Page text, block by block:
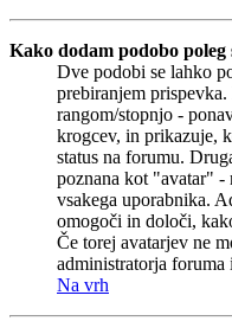
Kako dodam podobo poleg
Dve podobi se lahko
prebiranjem
rangom/stopnjo -
krogcev, in prikazuje,
status na forumu.
poznana kot "avatar" -
vsakega uporabnika.
omogoči in določi,
Če torej avatarjev ne
administratorja foruma
Na vrh